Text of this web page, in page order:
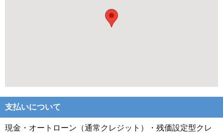
支払いについて
現金・オートローン（通常クレジット）・残価設定型クレ